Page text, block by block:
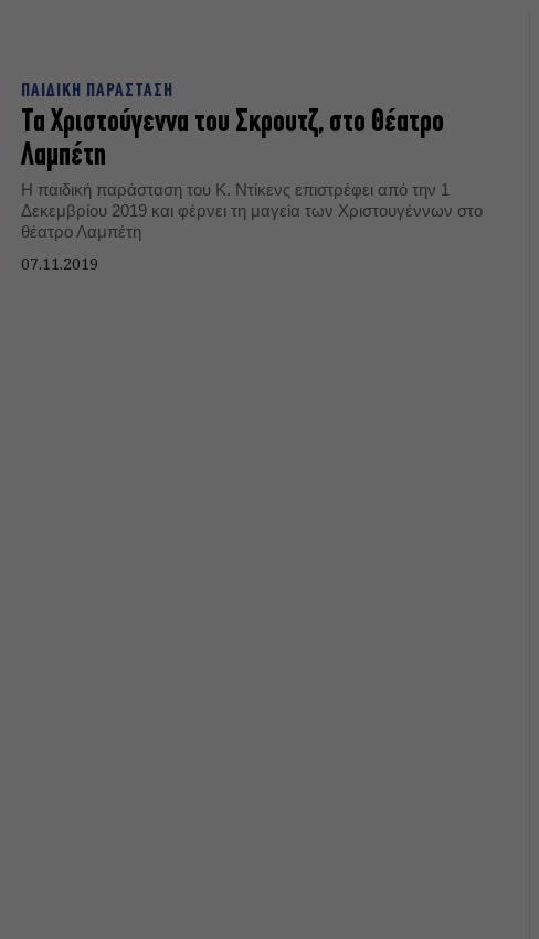
ΠΑΙΔΙΚΗ ΠΑΡΑΣΤΑΣΗ
Τα Χριστούγεννα του Σκρουτζ, στο Θέατρο
Λαμπέτη
Η παιδική παράσταση του Κ. Ντίκενς επιστρέφει από την 1
Δεκεμβρίου 2019 και φέρνει τη μαγεία των Χριστουγέννων στο
θέατρο Λαμπέτη
07.11.2019